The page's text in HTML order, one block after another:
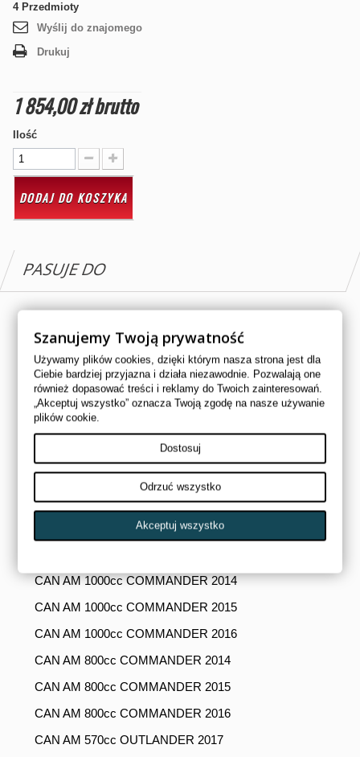
4 Przedmioty
Wyślij do znajomego
Drukuj
1 854,00 złbrutto
Ilość
DODAJ DO KOSZYKA
PASUJE DO
CAN AM 500cc OUTLANDER 2015
CAN AM 500cc RENEGADE 2014
CAN AM 500cc RENEGADE 2015
CAN AM 800cc RENEGADE 2014
CAN AM 800cc RENEGADE 2015
CAN AM 1000cc RENEGADE 2015
CAN AM 1000cc MAVERICK 2014
CAN AM 1000cc MAVERICK 2015
CAN AM 1000cc MAVERICK 2016
CAN AM 1000cc COMMANDER 2014
CAN AM 1000cc COMMANDER 2015
CAN AM 1000cc COMMANDER 2016
CAN AM 800cc COMMANDER 2014
CAN AM 800cc COMMANDER 2015
CAN AM 800cc COMMANDER 2016
CAN AM 570cc OUTLANDER 2017
Szanujemy Twoją prywatność
Używamy plików cookies, dzięki którym nasza strona jest dla
Ciebie bardziej przyjazna i działa niezawodnie. Pozwalają one
również dopasować treści i reklamy do Twoich zainteresowań.
„Akceptuj wszystko” oznacza Twoją zgodę na nasze używanie
plików cookie.
Dostosuj
Odrzuć wszystko
Akceptuj wszystko